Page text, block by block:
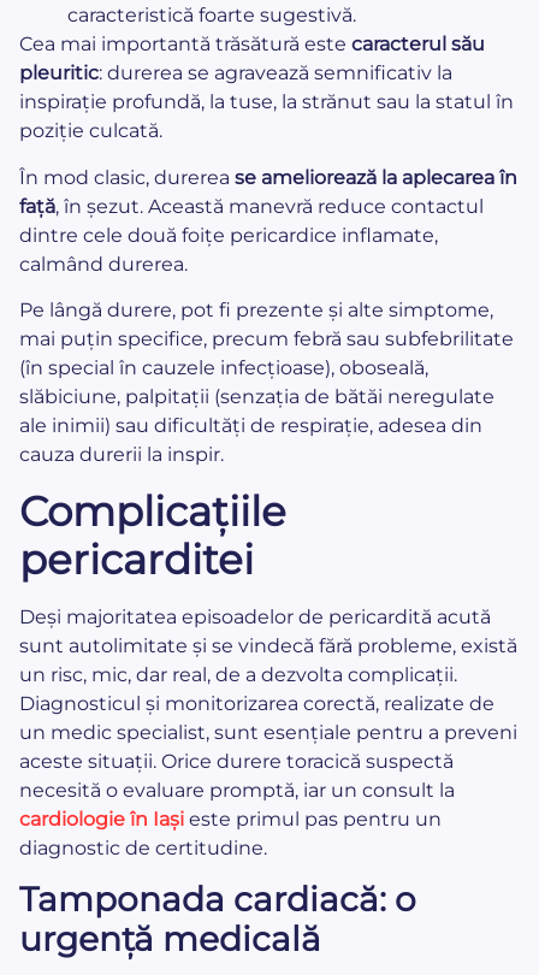
caracteristică foarte sugestivă.
Cea mai importantă trăsătură este caracterul său
pleuritic: durerea se agravează semnificativ la
inspirație profundă, la tuse, la strănut sau la statul în
poziție culcată.
În mod clasic, durerea se ameliorează la aplecarea în
față, în șezut. Această manevră reduce contactul
dintre cele două foițe pericardice inflamate,
calmând durerea.
Pe lângă durere, pot fi prezente și alte simptome,
mai puțin specifice, precum febră sau subfebrilitate
(în special în cauzele infecțioase), oboseală,
slăbiciune, palpitații (senzația de bătăi neregulate
ale inimii) sau dificultăți de respirație, adesea din
cauza durerii la inspir.
Complicațiile
pericarditei
Deși majoritatea episoadelor de pericardită acută
sunt autolimitate și se vindecă fără probleme, există
un risc, mic, dar real, de a dezvolta complicații.
Diagnosticul și monitorizarea corectă, realizate de
un medic specialist, sunt esențiale pentru a preveni
aceste situații. Orice durere toracică suspectă
necesită o evaluare promptă, iar un consult la
cardiologie în Iași este primul pas pentru un
diagnostic de certitudine.
Tamponada cardiacă: o
urgență medicală